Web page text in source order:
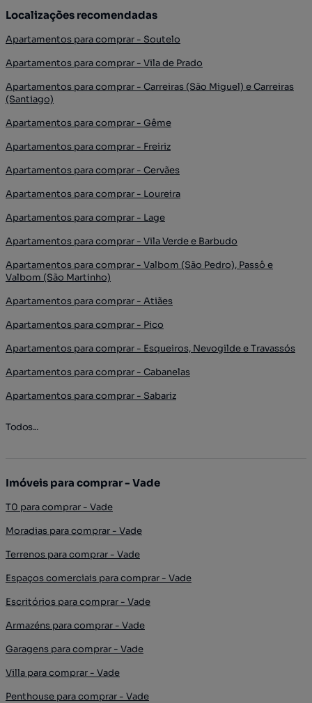
Localizações recomendadas
Apartamentos para comprar - Soutelo
Apartamentos para comprar - Vila de Prado
Apartamentos para comprar - Carreiras (São Miguel) e Carreiras
(Santiago)
Apartamentos para comprar - Gême
Apartamentos para comprar - Freiriz
Apartamentos para comprar - Cervães
Apartamentos para comprar - Loureira
Apartamentos para comprar - Lage
Apartamentos para comprar - Vila Verde e Barbudo
Apartamentos para comprar - Valbom (São Pedro), Passô e
Valbom (São Martinho)
Apartamentos para comprar - Atiães
Apartamentos para comprar - Pico
Apartamentos para comprar - Esqueiros, Nevogilde e Travassós
Apartamentos para comprar - Cabanelas
Apartamentos para comprar - Sabariz
Todos...
Imóveis para comprar - Vade
T0 para comprar - Vade
Moradias para comprar - Vade
Terrenos para comprar - Vade
Espaços comerciais para comprar - Vade
Escritórios para comprar - Vade
Armazéns para comprar - Vade
Garagens para comprar - Vade
Villa para comprar - Vade
Penthouse para comprar - Vade